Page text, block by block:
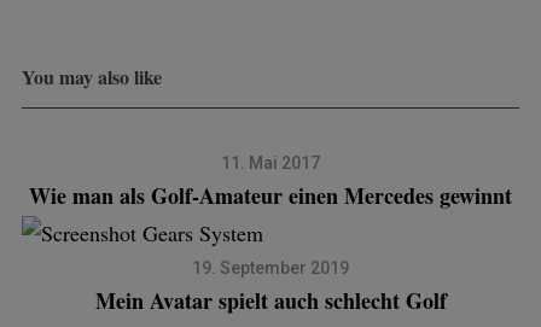
You may also like
11. Mai 2017
Wie man als Golf-Amateur einen Mercedes gewinnt
19. September 2019
Mein Avatar spielt auch schlecht Golf